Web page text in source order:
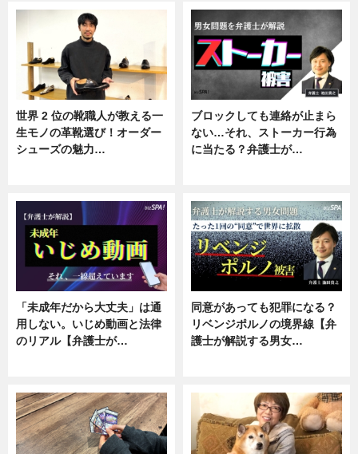
世界 2 位の靴職人が教える一
生モノの革靴選び！オーダー
シューズの魅力…
ブロックしても連絡が止まら
ない…それ、ストーカー行為
に当たる？弁護士が…
「未成年だから大丈夫」は通
用しない。いじめ動画と法律
のリアル【弁護士が…
同意があっても犯罪になる？
リベンジポルノの境界線【弁
護士が解説する男女…